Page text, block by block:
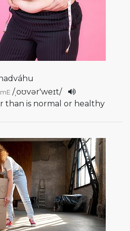
/ˌoʊvər'weɪt/
than is normal or healthy